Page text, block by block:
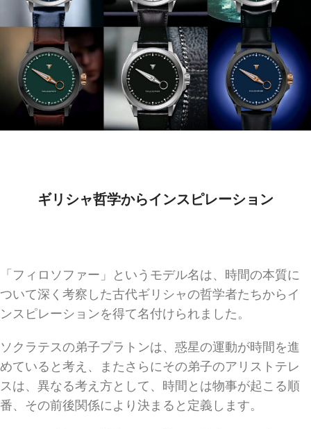
ギリシャ哲学からインスピレーション
「フィロソファー」というモデル名は、時間の本質に
ついて深く考察した古代ギリシャの哲学者たちからイ
ンスピレーションを得て名付けられました。
ソクラテスの弟子プラトンは、惑星の運動が時間を進
めていると考え、またさらにその弟子のアリストテレ
スは、異なる考え方として、時間とは物事が起こる順
番、その前後関係により決まると定義します。